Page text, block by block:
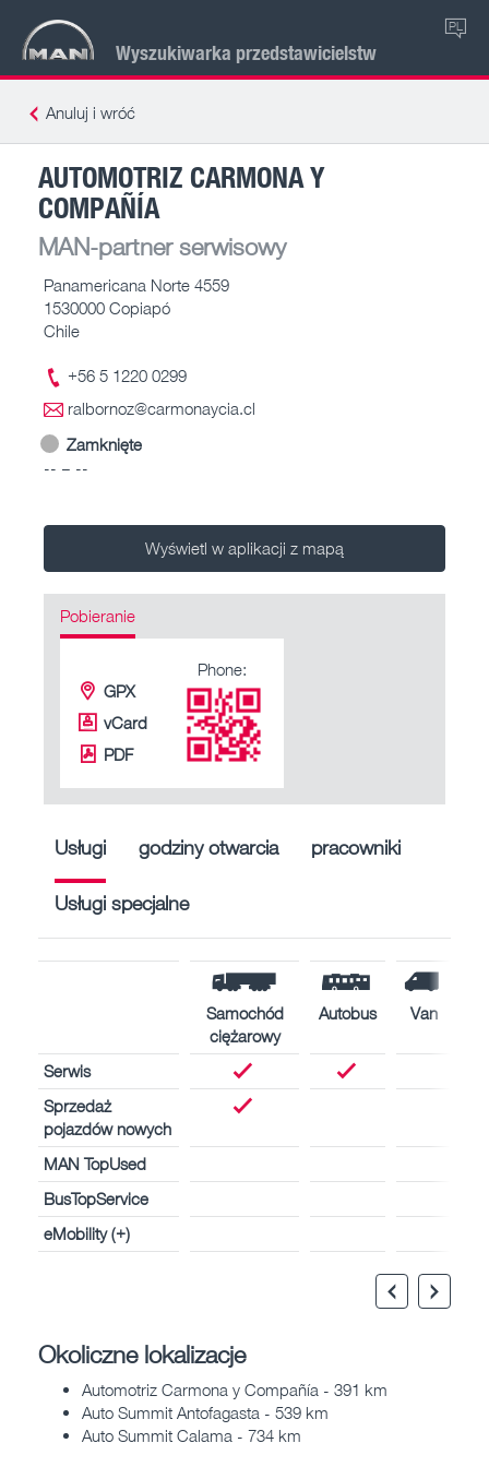
Wyszukiwarka przedstawicielstw
PL
Anuluj i wróć
AUTOMOTRIZ CARMONA Y
COMPAÑÍA
MAN-partner serwisowy
Panamericana Norte 4559
1530000 Copiapó
Chile
+56 5 1220 0299
ralbornoz@carmonaycia.cl
Zamknięte
-- – --
Wyświetl w aplikacji z mapą
Pobieranie
GPX
vCard
PDF
Phone:
Usługi godziny otwarcia pracowniki
Usługi specjalne
Samochód
ciężarowy
Autobus Van
Serwis
Sprzedaż
pojazdów nowych
MAN TopUsed
BusTopService
eMobility (+)
Okoliczne lokalizacje
Automotriz Carmona y Compañía - 391 km
Auto Summit Antofagasta - 539 km
Auto Summit Calama - 734 km